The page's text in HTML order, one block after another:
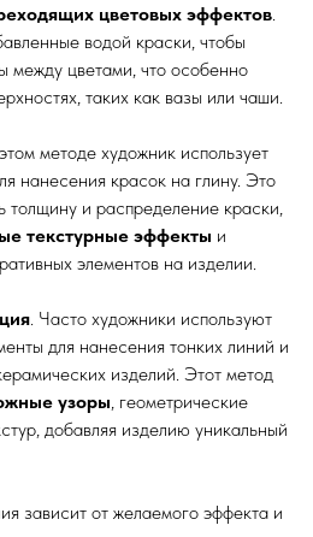
цветовых эффектов
водой краски, чтобы
между цветами, что особенно
таких как вазы или чаши.
методе художник использует
нанесения красок на глину. Это
толщину и распределение краски,
текстурные эффекты и
элементов на изделии.
. Часто художники используют
для нанесения тонких линий и
изделий. Этот метод
узоры , геометрические
добавляя изделию уникальный
зависит от желаемого эффекта и